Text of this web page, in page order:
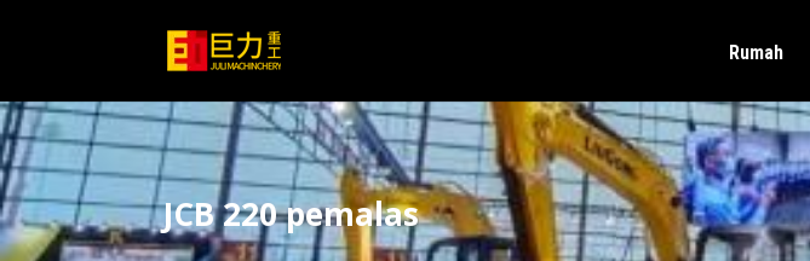
Rumah
JCB 220 pemalas